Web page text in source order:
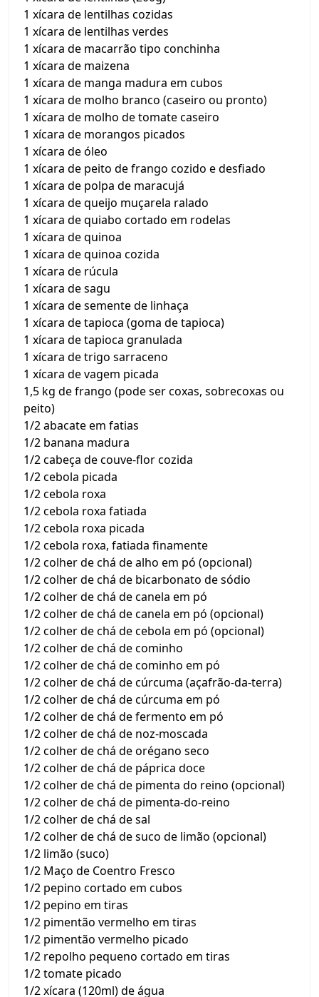
1 xícara de lentilhas cozidas
1 xícara de lentilhas verdes
1 xícara de macarrão tipo conchinha
1 xícara de maizena
1 xícara de manga madura em cubos
1 xícara de molho branco (caseiro ou pronto)
1 xícara de molho de tomate caseiro
1 xícara de morangos picados
1 xícara de óleo
1 xícara de peito de frango cozido e desfiado
1 xícara de polpa de maracujá
1 xícara de queijo muçarela ralado
1 xícara de quiabo cortado em rodelas
1 xícara de quinoa
1 xícara de quinoa cozida
1 xícara de rúcula
1 xícara de sagu
1 xícara de semente de linhaça
1 xícara de tapioca (goma de tapioca)
1 xícara de tapioca granulada
1 xícara de trigo sarraceno
1 xícara de vagem picada
1,5 kg de frango (pode ser coxas, sobrecoxas ou
peito)
1/2 abacate em fatias
1/2 banana madura
1/2 cabeça de couve-flor cozida
1/2 cebola picada
1/2 cebola roxa
1/2 cebola roxa fatiada
1/2 cebola roxa picada
1/2 cebola roxa, fatiada finamente
1/2 colher de chá de alho em pó (opcional)
1/2 colher de chá de bicarbonato de sódio
1/2 colher de chá de canela em pó
1/2 colher de chá de canela em pó (opcional)
1/2 colher de chá de cebola em pó (opcional)
1/2 colher de chá de cominho
1/2 colher de chá de cominho em pó
1/2 colher de chá de cúrcuma (açafrão-da-terra)
1/2 colher de chá de cúrcuma em pó
1/2 colher de chá de fermento em pó
1/2 colher de chá de noz-moscada
1/2 colher de chá de orégano seco
1/2 colher de chá de páprica doce
1/2 colher de chá de pimenta do reino (opcional)
1/2 colher de chá de pimenta-do-reino
1/2 colher de chá de sal
1/2 colher de chá de suco de limão (opcional)
1/2 limão (suco)
1/2 Maço de Coentro Fresco
1/2 pepino cortado em cubos
1/2 pepino em tiras
1/2 pimentão vermelho em tiras
1/2 pimentão vermelho picado
1/2 repolho pequeno cortado em tiras
1/2 tomate picado
1/2 xícara (120ml) de água